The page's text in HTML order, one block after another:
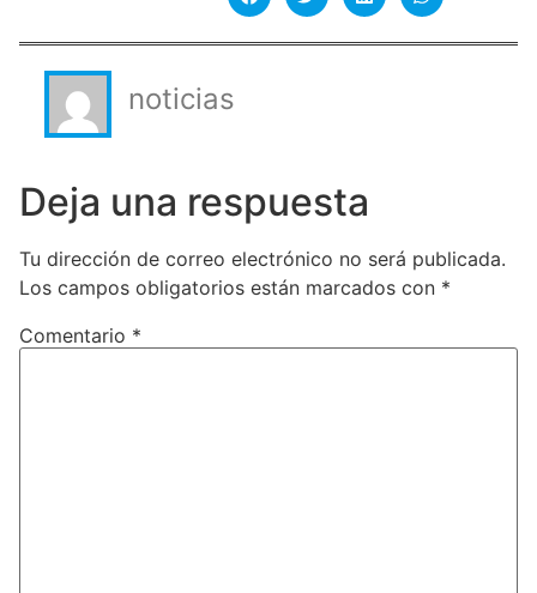
noticias
Deja una respuesta
Tu dirección de correo electrónico no será publicada.
Los campos obligatorios están marcados con *
Comentario *